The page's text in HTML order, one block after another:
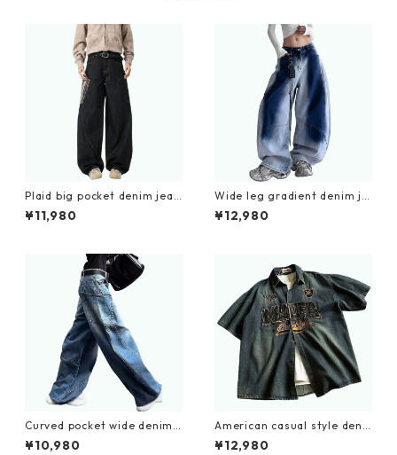
Plaid big pocket denim jean
s D0188
¥11,980
Wide leg gradient denim je
ans D0192
¥12,980
Curved pocket wide denim j
eans D0190
¥10,980
American casual style deni
m embroidery shirt D0204
¥12,980